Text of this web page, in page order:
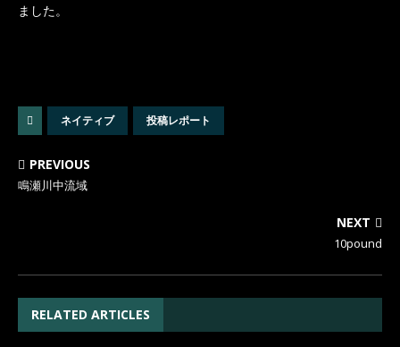
ました。
ネイティブ 投稿レポート
PREVIOUS
鳴瀬川中流域
NEXT
10pound
RELATED ARTICLES